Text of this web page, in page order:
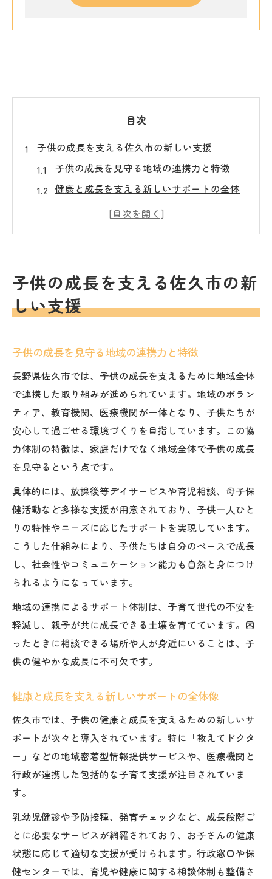
目次
子供の成長を支える佐久市の新しい支援
子供の成長を見守る地域の連携力と特徴
健康と成長を支える新しいサポートの全体
法
子供の成長と健康を守る支援制度の選び方
子供の成長を支える健康サポートの具体例
母子保健事業が子供の成長に与える影響と
子供の成長と健康を守る相談窓口の活用方
法
地域の健康支援が子供の成長に果たす役割
地域の連携が生む子供の成長環境とは
地域と医療が協力し子供の成長をサポート
子供の成長を促す地域コミュニティの力と
は
子供の成長に必要なネットワーク作りのコ
ツ
子供の成長に役立つ地域連携の最新事例紹
介
子供の成長を守るための多職種連携の意義
子供の成長を安心して見守るための基本ポ
イント
子供の成長に寄り添う家庭と地域サポート
術
子供の成長を守る安全な生活習慣の作り方
子供の成長を支える情報収集の効率的なコ
ツ
教えてドクターを活用した健康ケアの秘訣
子供の成長を支える佐久市の新
しい支援
子供の成長を見守る地域の連携力と特徴
長野県佐久市では、子供の成長を支えるために地域全体
で連携した取り組みが進められています。地域のボラン
ティア、教育機関、医療機関が一体となり、子供たちが
安心して過ごせる環境づくりを目指しています。この協
力体制の特徴は、家庭だけでなく地域全体で子供の成長
を見守るという点です。
具体的には、放課後等デイサービスや育児相談、母子保
健活動など多様な支援が用意されており、子供一人ひと
りの特性やニーズに応じたサポートを実現しています。
こうした仕組みにより、子供たちは自分のペースで成長
し、社会性やコミュニケーション能力も自然と身につけ
られるようになっています。
地域の連携によるサポート体制は、子育て世代の不安を
軽減し、親子が共に成長できる土壌を育てています。困
ったときに相談できる場所や人が身近にいることは、子
供の健やかな成長に不可欠です。
健康と成長を支える新しいサポートの全体像
佐久市では、子供の健康と成長を支えるための新しいサ
ポートが次々と導入されています。特に「教えてドクタ
ー」などの地域密着型情報提供サービスや、医療機関と
行政が連携した包括的な子育て支援が注目されていま
す。
乳幼児健診や予防接種、発育チェックなど、成長段階ご
とに必要なサービスが網羅されており、お子さんの健康
状態に応じて適切な支援が受けられます。行政窓口や保
健センターでは、育児や健康に関する相談体制も整備さ